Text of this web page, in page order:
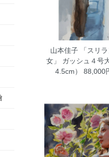
山本佳子 「スリ
女」 ガッシュ４号
4.5cm）
88,000